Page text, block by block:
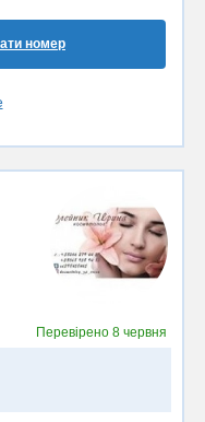
номер
Перевірено 8 червня